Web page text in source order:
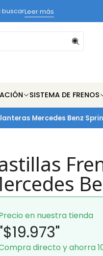
SISTEMA DE FRENOS
buscarLeer más
Mercedes Benz
en nuestra tienda
directo y ahorra